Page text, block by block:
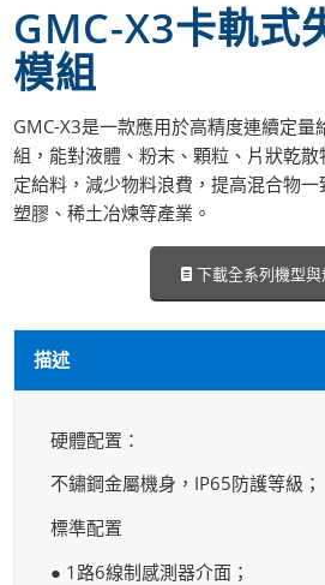
GMC-X3卡軌式
模組
GMC-X3是一款應用於高精度連續定
組，能對液體、粉末、顆粒、片狀乾
定給料，減少物料浪費，提高混合物一
塑膠、稀土冶煉等產業。
下載全系列機型與
描述
硬體配置：
不鏽鋼金屬機身，IP65防護等級；
標準配置
● 1路6線制感測器介面；